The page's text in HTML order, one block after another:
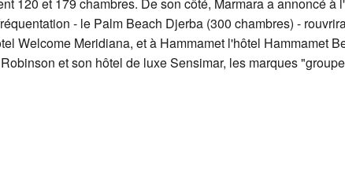
- le Palm Beach Djerba (300 chambres) -
Welcome Meridiana, et à Hammamet l'hôtel Hammamet
et son hôtel de luxe Sensimar, les marques